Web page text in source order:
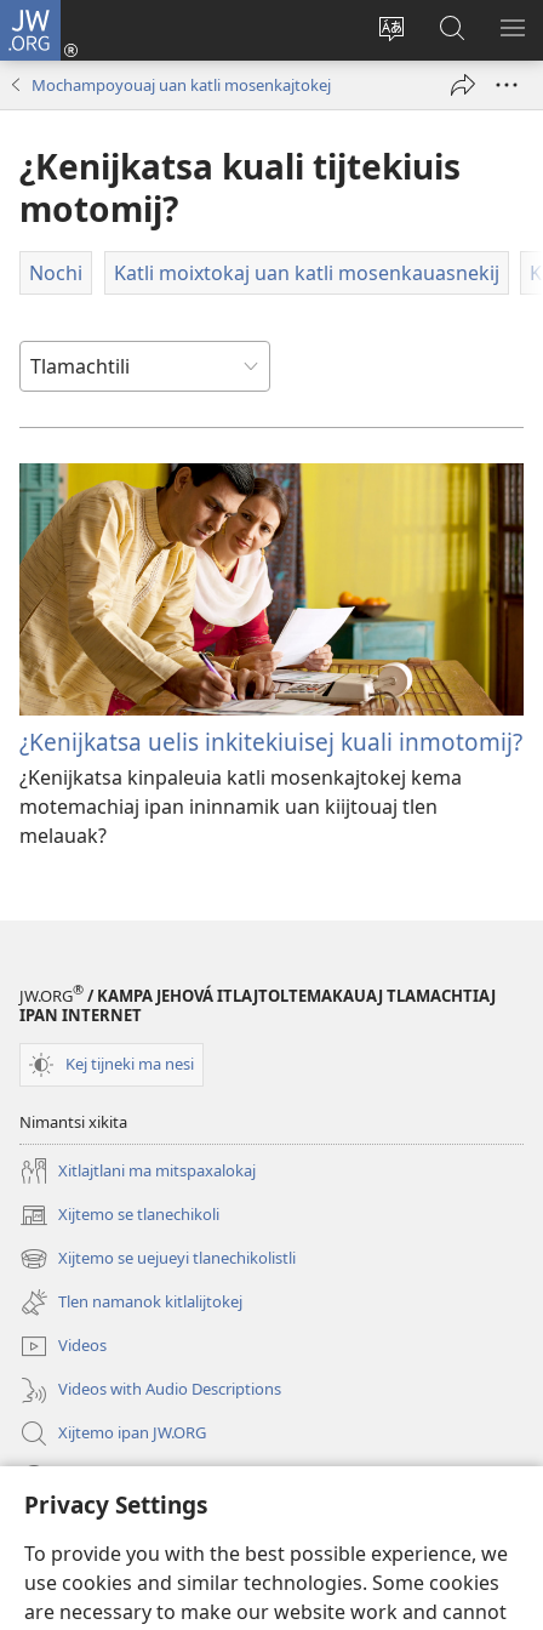
Privacy Settings
To provide you with the best possible experience, we
use cookies and similar technologies. Some cookies
are necessary to make our website work and cannot
JW.ORG
Xijpatili
tijneki
Xijpeualti
nikaj
Xijtemo
ipan
JW.ORG
MA
Mochampoyouaj uan katli mosenkajtokej
¿Kenijkatsa kuali tijtekiuis
motomij?
Nochi Katli moixtokaj uan katli mosenkauasnekij
¿Kenijkatsa uelis inkitekiuisej kuali inmotomij?
¿Kenijkatsa kinpaleuia katli mosenkajtokej kema
motemachiaj ipan ininnamik uan kiijtouaj tlen
melauak?
JW.ORG® / KAMPA JEHOVÁ ITLAJTOLTEMAKAUAJ TLAMACHTIAJ
IPAN INTERNET
Kej tijneki ma nesi
Nimantsi xikita
Xitlajtlani ma mitspaxalokaj
Xijtemo se tlanechikoli
(opens
new
window)
Xijtemo se uejueyi tlanechikolistli
(opens
new
window)
Tlen namanok kitlalijtokej
Videos
Videos with Audio Descriptions
Xijtemo ipan JW.ORG
(opens
window)AMATLAJKUILOLI IPAN INTERNET Watchtower™
(opens